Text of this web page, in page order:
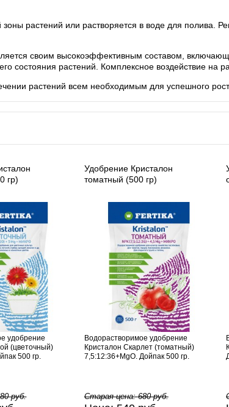
растений или растворяется в воде для полива.
своим высокоэффективным составом,
состояния растений. Комплексное воздействие на
растений всем необходимым для успешного
гр)
удобрение
(цветочный)
500 гр.
руб.
Удобрение Кристалон
томатный (500 гр)
Водорастворимое удобрение
Кристалон Скарлет (томатный)
7,5:12:36+MgO. Дойпак 500 гр.
Старая цена:680руб.